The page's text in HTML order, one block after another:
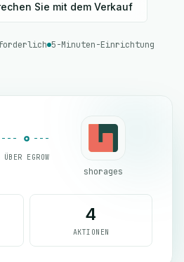
Sie mit dem Verkauf
5-Minuten-Einrichtung
ÜBER EGROW
shorages
4
AKTIONEN